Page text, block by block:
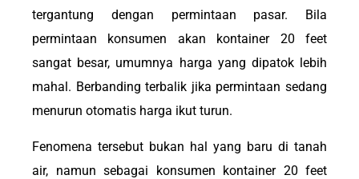
tergantung dengan permintaan pasar. Bila
permintaan konsumen akan kontainer 20 feet
sangat besar, umumnya harga yang dipatok lebih
mahal. Berbanding terbalik jika permintaan sedang
menurun otomatis harga ikut turun.
Fenomena tersebut bukan hal yang baru di tanah
air, namun sebagai konsumen kontainer 20 feet